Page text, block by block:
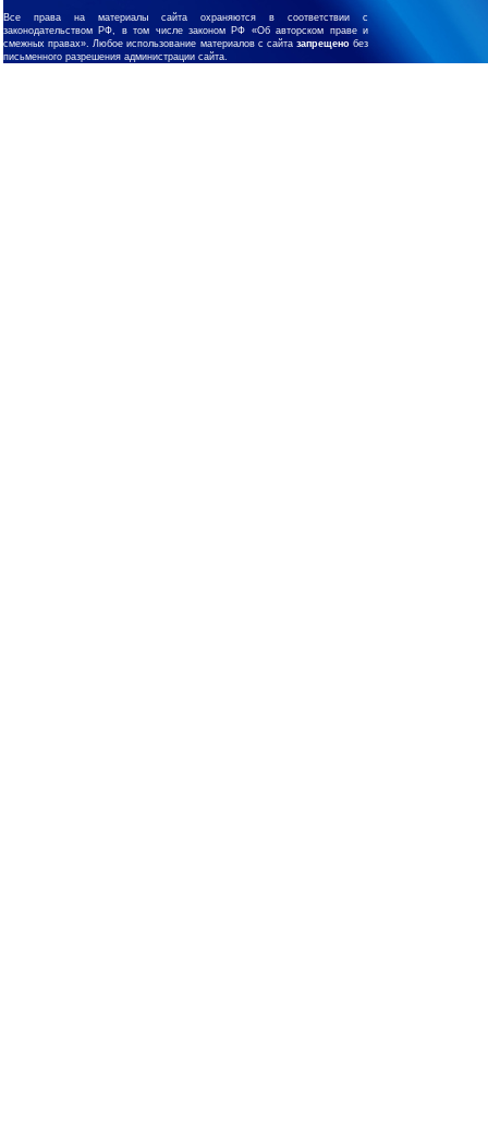
Все права на материалы сайта охраняются в соответствии с
законодательством РФ, в том числе законом РФ «Об авторском праве и
смежных правах». Любое использование материалов с сайта запрещенобез
письменного разрешения администрации сайта.